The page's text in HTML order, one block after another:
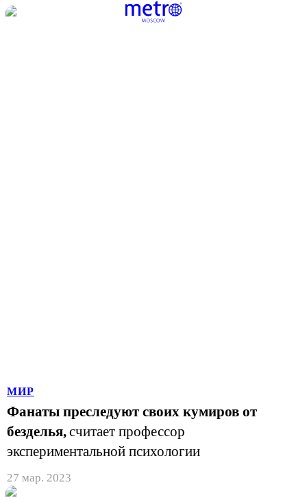
МИР
Фанаты преследуют своих кумиров от
безделья,считает профессор
экспериментальной психологии
27 мар. 2023